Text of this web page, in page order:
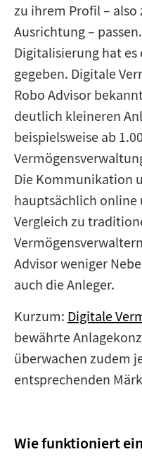
zu ihrem Profil –
Ausrichtung –
Digitalisierung hat
gegeben. Digitale
Robo Advisor
deutlich kleineren
beispielsweise ab
Die Kommunikation
hauptsächlich
Vergleich zu
Advisor weniger
auch die Anleger.
Kurzum: Digitale
bewährte
überwachen zudem
entsprechenden
Wie funktioniert